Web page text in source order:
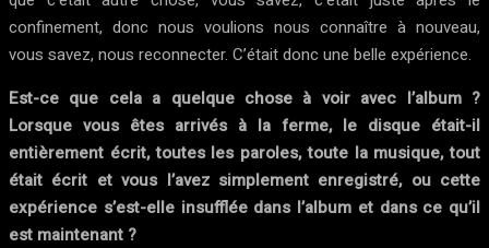
confinement, donc nous voulions nous connaître à nouveau,
vous savez, nous reconnecter. C’était donc une belle expérience.
Est-ce que cela a quelque chose à voir avec l’album ?
Lorsque vous êtes arrivés à la ferme, le disque était-il
entièrement écrit, toutes les paroles, toute la musique, tout
était écrit et vous l’avez simplement enregistré, ou cette
expérience s’est-elle insufflée dans l’album et dans ce qu’il
est maintenant ?